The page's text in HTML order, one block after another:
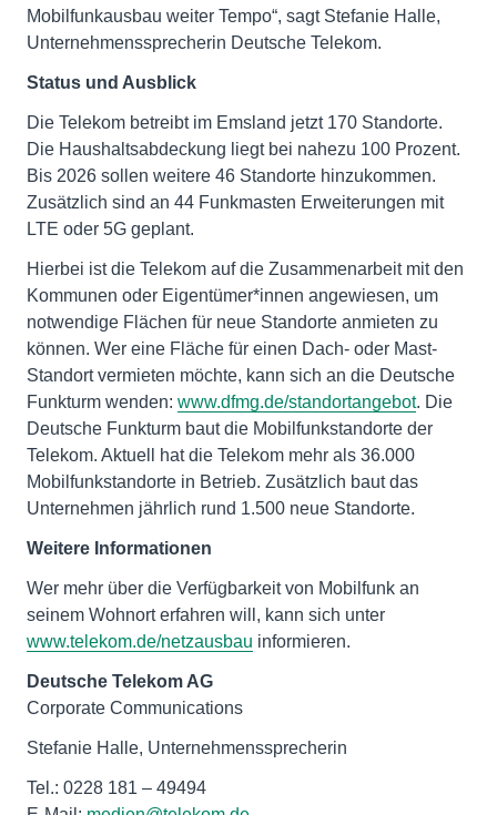
Mobilfunkausbau weiter Tempo“, sagt Stefanie Halle,
Unternehmenssprecherin Deutsche Telekom.
Status und Ausblick
Die Telekom betreibt im Emsland jetzt 170 Standorte.
Die Haushaltsabdeckung liegt bei nahezu 100 Prozent.
Bis 2026 sollen weitere 46 Standorte hinzukommen.
Zusätzlich sind an 44 Funkmasten Erweiterungen mit
LTE oder 5G geplant.
Hierbei ist die Telekom auf die Zusammenarbeit mit den
Kommunen oder Eigentümer*innen angewiesen, um
notwendige Flächen für neue Standorte anmieten zu
können. Wer eine Fläche für einen Dach- oder Mast-
Standort vermieten möchte, kann sich an die Deutsche
Funkturm wenden: www.dfmg.de/standortangebot. Die
Deutsche Funkturm baut die Mobilfunkstandorte der
Telekom. Aktuell hat die Telekom mehr als 36.000
Mobilfunkstandorte in Betrieb. Zusätzlich baut das
Unternehmen jährlich rund 1.500 neue Standorte.
Weitere Informationen
Wer mehr über die Verfügbarkeit von Mobilfunk an
seinem Wohnort erfahren will, kann sich unter
www.telekom.de/netzausbau informieren.
Deutsche Telekom AG
Corporate Communications
Stefanie Halle, Unternehmenssprecherin
Tel.: 0228 181 – 49494